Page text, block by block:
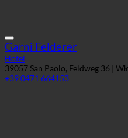
Garni Felderer
Hotel
39057 San Paolo, Feldweg 36 |
+39 0471 664153